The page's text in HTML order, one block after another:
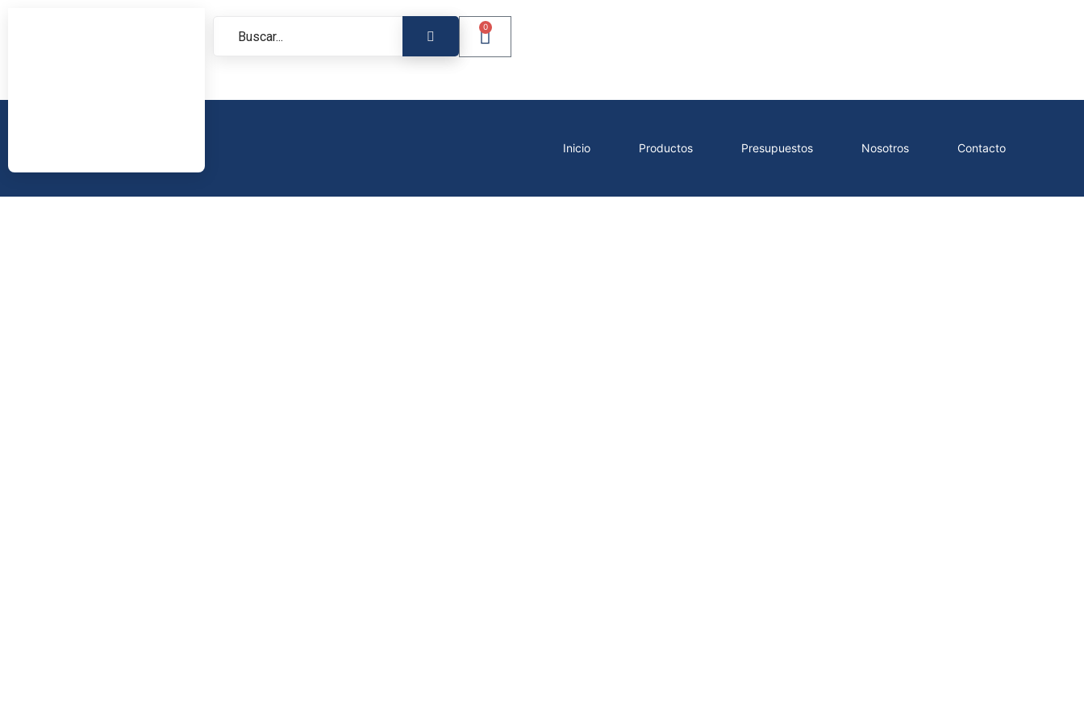
0
Inicio Productos Presupuestos Nosotros Contacto